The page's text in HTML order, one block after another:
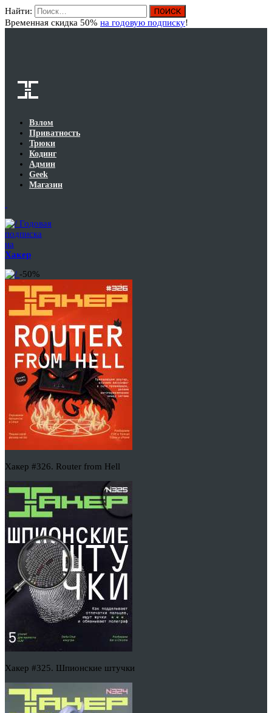
Найти:
Временная скидка 50% на годовую подписку!
Взлом
Приватность
Трюки
Кодинг
Админ
Geek
Магазин
Годовая
подписка
на
Хакер
-50%
Хакер #326. Router from Hell
Хакер #325. Шпионские штучки